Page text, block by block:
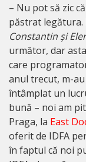
– Nu pot să zic
păstrat legătura.
Constantin și
următor, dar
care
anul trecut, m-
întâmplat un
bună – noi am
Praga, la East
oferit de IDFA
în faptul că noi